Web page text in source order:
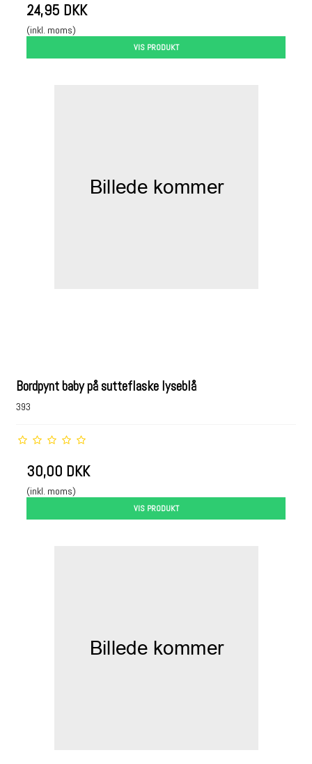
24,95 DKK
(inkl. moms)
VIS PRODUKT
Bordpynt baby på sutteflaske lyseblå
393
30,00 DKK
(inkl. moms)
VIS PRODUKT